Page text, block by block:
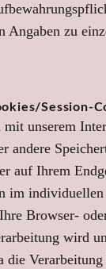
Angaben zu
Session-
unserem
andere
auf Ihrem
im
Browser-
wird
die